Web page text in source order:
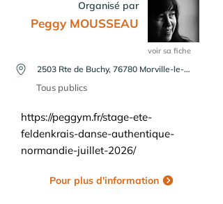
Organisé par
Peggy MOUSSEAU
voir sa fiche
2503 Rte de Buchy, 76780 Morville-le-Héron, France
Tous publics
https://peggym.fr/stage-ete-
feldenkrais-danse-authentique-
normandie-juillet-2026/
Pour plus d'information